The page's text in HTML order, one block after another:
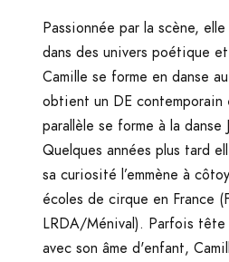
Passionnée par la scène,
dans des univers poétique
Camille se forme en danse
obtient un DE contemporain
parallèle se forme à la danse
Quelques années plus tard
sa curiosité l’emmène à
écoles de cirque en France
LRDA/Ménival). Parfois tête
avec son âme d'enfant,